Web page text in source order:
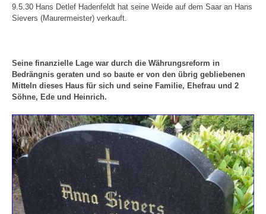
9.5.30 Hans Detlef Hadenfeldt hat seine Weide auf dem Saar an Hans
Sievers (Maurermeister) verkauft.
Seine finanzielle Lage war durch die Währungsreform in
Bedrängnis geraten und so baute er von den übrig gebliebenen
Mitteln dieses Haus für sich und seine Familie, Ehefrau und 2
Söhne, Ede und Heinrich.